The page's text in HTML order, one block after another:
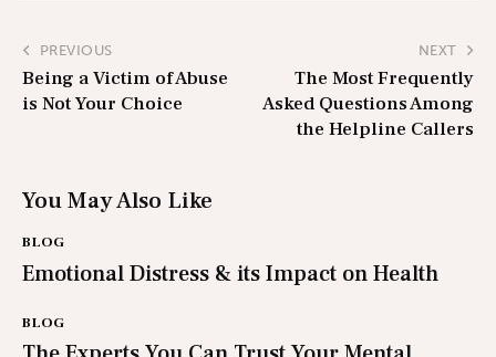
PREVIOUS
Being a Victim of Abuse
is Not Your Choice
NEXT
The Most Frequently
Asked Questions Among
the Helpline Callers
You May Also Like
BLOG
Emotional Distress & its Impact on Health
BLOG